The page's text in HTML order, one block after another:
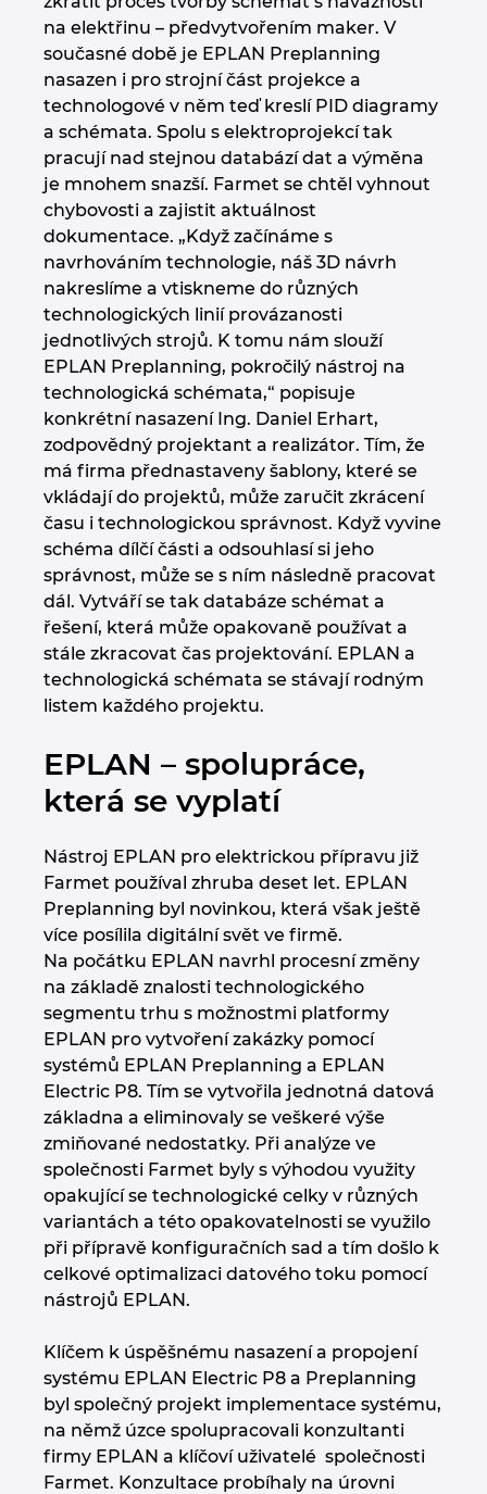
na elektřinu – předvytvořením maker. V
současné době je EPLAN Preplanning
nasazen i pro strojní část projekce a
technologové v něm teď kreslí PID diagramy
a schémata. Spolu s elektroprojekcí tak
pracují nad stejnou databází dat a výměna
je mnohem snazší. Farmet se chtěl vyhnout
chybovosti a zajistit aktuálnost
dokumentace. „Když začínáme s
navrhováním technologie, náš 3D návrh
nakreslíme a vtiskneme do různých
technologických linií provázanosti
jednotlivých strojů. K tomu nám slouží
EPLAN Preplanning, pokročilý nástroj na
technologická schémata,“ popisuje
konkrétní nasazení Ing. Daniel Erhart,
zodpovědný projektant a realizátor. Tím, že
má firma přednastaveny šablony, které se
vkládají do projektů, může zaručit zkrácení
času i technologickou správnost. Když vyvine
schéma dílčí části a odsouhlasí si jeho
správnost, může se s ním následně pracovat
dál. Vytváří se tak databáze schémat a
řešení, která může opakovaně používat a
stále zkracovat čas projektování. EPLAN a
technologická schémata se stávají rodným
listem každého projektu.
EPLAN – spolupráce,
která se vyplatí
Nástroj EPLAN pro elektrickou přípravu již
Farmet používal zhruba deset let. EPLAN
Preplanning byl novinkou, která však ještě
více posílila digitální svět ve firmě.
Na počátku EPLAN navrhl procesní změny
na základě znalosti technologického
segmentu trhu s možnostmi platformy
EPLAN pro vytvoření zakázky pomocí
systémů EPLAN Preplanning a EPLAN
Electric P8. Tím se vytvořila jednotná datová
základna a eliminovaly se veškeré výše
zmiňované nedostatky. Při analýze ve
společnosti Farmet byly s výhodou využity
opakující se technologické celky v různých
variantách a této opakovatelnosti se využilo
při přípravě konfiguračních sad a tím došlo k
celkové optimalizaci datového toku pomocí
nástrojů EPLAN.
Klíčem k úspěšnému nasazení a propojení
systému EPLAN Electric P8 a Preplanning
byl společný projekt implementace systému,
na němž úzce spolupracovali konzultanti
firmy EPLAN a klíčoví uživatelé společnosti
Farmet. Konzultace probíhaly na úrovni